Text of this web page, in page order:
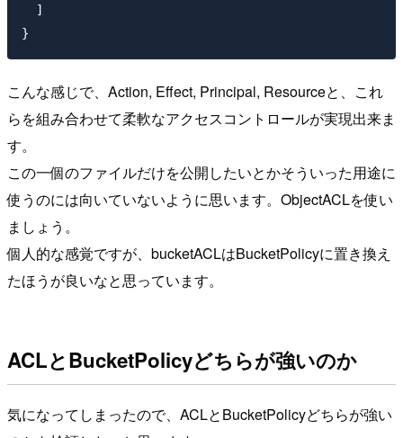
  ]
こんな感じで、Action, Effect, Principal, Resourceと、これ
らを組み合わせて柔軟なアクセスコントロールが実現出来ま
す。
この一個のファイルだけを公開したいとかそういった用途に
使うのには向いていないように思います。ObjectACLを使い
ましょう。
個人的な感覚ですが、bucketACLはBucketPolicyに置き換え
たほうが良いなと思っています。
ACLとBucketPolicyどちらが強いのか
気になってしまったので、ACLとBucketPolicyどちらが強い